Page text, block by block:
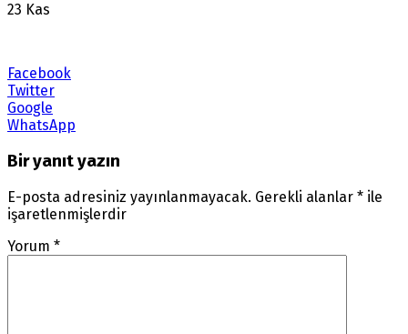
23 Kas
Facebook
Twitter
Google
WhatsApp
Bir yanıt yazın
E-posta adresiniz yayınlanmayacak. Gerekli alanlar * ile
işaretlenmişlerdir
Yorum *